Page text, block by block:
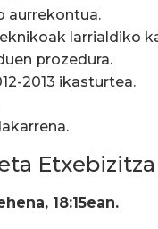
aurrekontua.
larrialdiko
prozedura.
2013 ikasturtea.
18:15ean.